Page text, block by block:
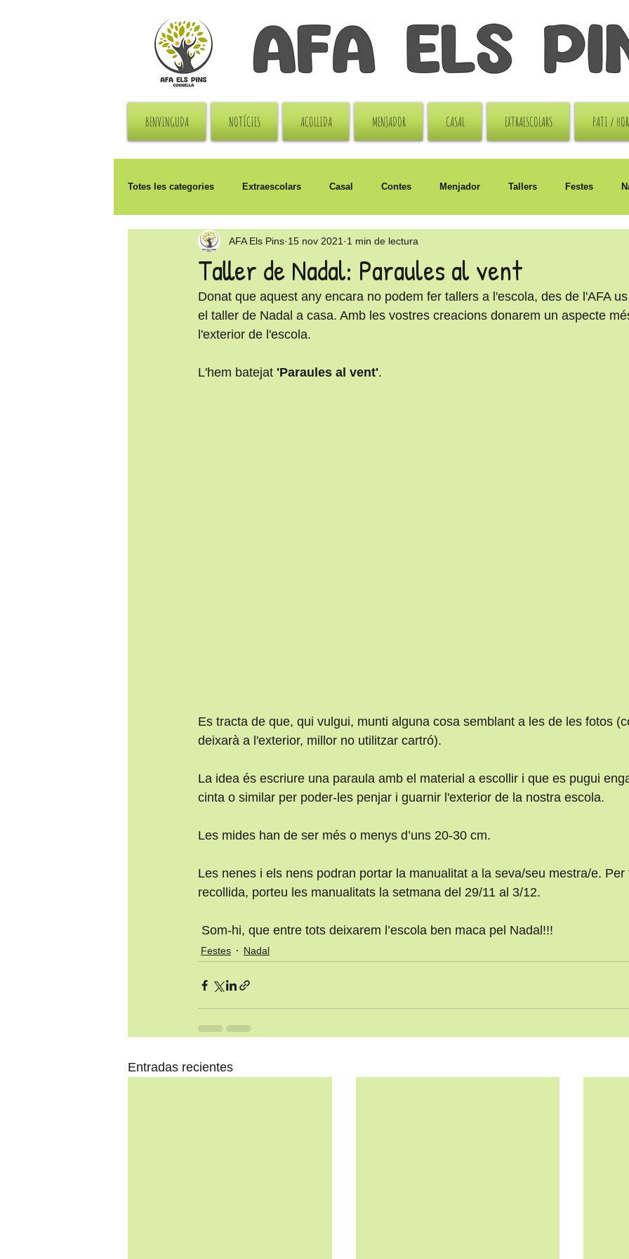
BENVINGUDA NOTÍCIES ACOLLIDA MENJADOR CASAL EXTRAESCOLARS PATI /
Totes les categories Extraescolars Casal Contes Menjador Tallers Festes
Solidaritat Pati Sant Jordi
Taller de Nadal: Paraules al vent
AFA Els Pins 15 nov 2021 1 min de lectura
Donat que aquest any encara no podem fer tallers a l'escola, des de l'AFA
el taller de Nadal a casa. Amb les vostres creacions donarem un aspecte
l'exterior de l'escola.
L'hem batejat 'Paraules al vent'.
Es tracta de que, qui vulgui, munti alguna cosa semblant a les de les fotos
deixarà a l'exterior, millor no utilitzar cartró).
La idea és escriure una paraula amb el material a escollir i que es pugui
cinta o similar per poder-les penjar i guarnir l'exterior de la nostra escola.
Les mides han de ser més o menys d’uns 20-30 cm.
Les nenes i els nens podran portar la manualitat a la seva/seu mestra/e. Per
recollida, porteu les manualitats la setmana del 29/11 al 3/12.
Som-hi, que entre tots deixarem l’escola ben maca pel Nadal!!!
Festes Nadal
Entradas recientes